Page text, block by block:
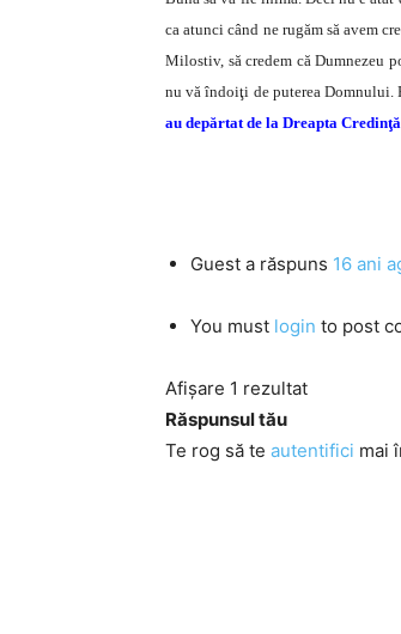
ca atunci când ne rugăm să avem
Milostiv, să credem că Dumnezeu
nu vă îndoiţi de puterea Domnului.
au depărtat de la Dreapta
Guest a răspuns 16 ani
You must login to post
Afișare 1 rezultat
Răspunsul tău
Te rog să te autentifici mai